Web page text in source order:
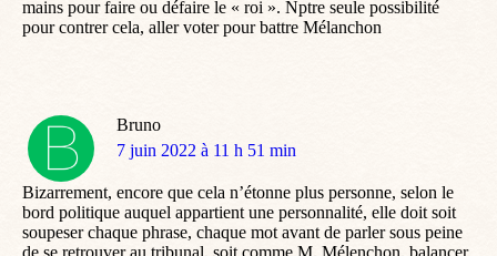
mains pour faire ou défaire le « roi ». Nptre seule possibilité
pour contrer cela, aller voter pour battre Mélanchon
Bruno
dit
7 juin 2022 à 11 h 51 min
Bizarrement, encore que cela n’étonne plus personne, selon le
bord politique auquel appartient une personnalité, elle doit soit
soupeser chaque phrase, chaque mot avant de parler sous peine